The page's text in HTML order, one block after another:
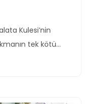
Kulesi’nin
tek kötü